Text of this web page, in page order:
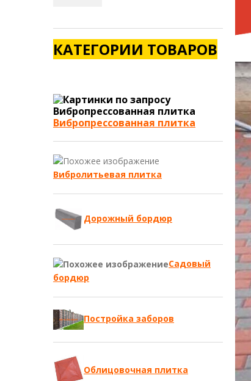
КАТЕГОРИИ ТОВАРОВ
Вибропрессованная плитка
Вибролитьевая плитка
Дорожный бордюр
Садовый
бордюр
Постройка заборов
Облицовочная плитка